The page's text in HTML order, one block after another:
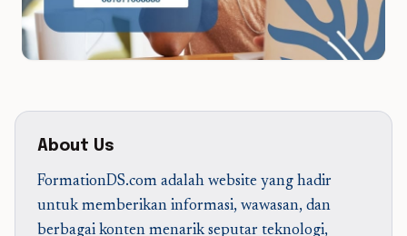
About Us
FormationDS.com adalah website yang hadir
untuk memberikan informasi, wawasan, dan
berbagai konten menarik seputar teknologi,